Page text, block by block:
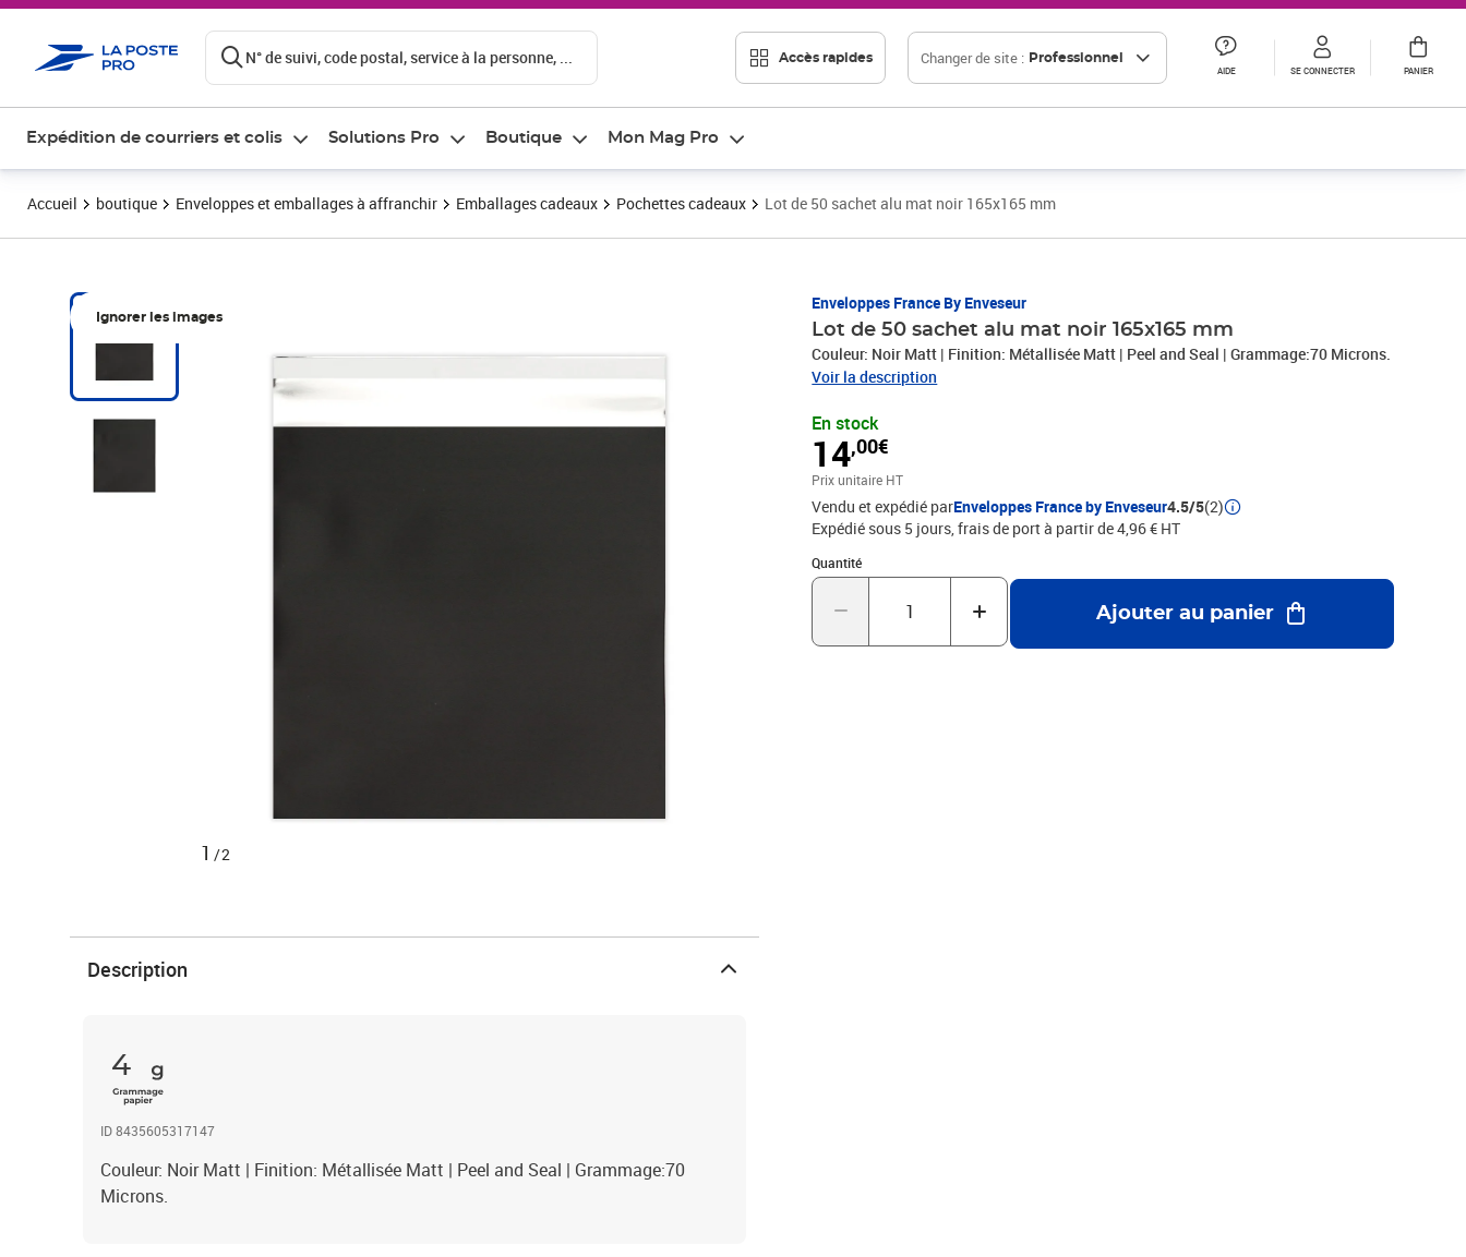
N° de suivi, code postal, service à la personne, ... Accès rapides Changer de site : Professionnel
AIDE SE CONNECTER PANIER
Expédition de courriers et colis Solutions Pro Boutique Mon Mag Pro
Accueil boutique Enveloppes et emballages à affranchir Emballages cadeaux Pochettes cadeaux Lot de 50 sachet alu mat noir 165x165 mm
Ignorer les images
1 /2
Enveloppes France By Enveseur
Lot de 50 sachet alu mat noir 165x165 mm
Couleur: Noir Matt | Finition: Métallisée Matt | Peel and Seal | Grammage:70 Microns.
Voir la description
En stock
14,00€
Prix 14,00€
Prix unitaire HT
Vendu et expédié parEnveloppes France by Enveseur4.5/5(2)
Expédié sous 5 jours, frais de port à partir de 4,96 € HT
Quantité
Quantité : 1
Ajouter au panier
Description
4
ID 8435605317147
Couleur: Noir Matt | Finition: Métallisée Matt | Peel and Seal | Grammage:70
Microns.